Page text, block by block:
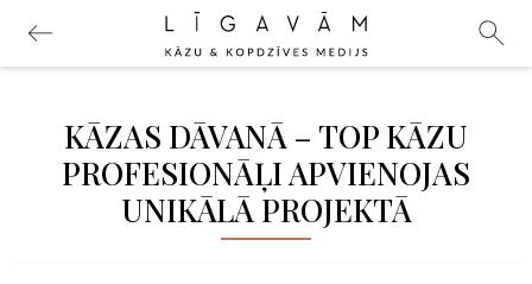
KĀZAS DĀVANĀ – TOP KĀZU
PROFESIONĀĻI APVIENOJAS
UNIKĀLĀ PROJEKTĀ